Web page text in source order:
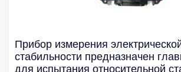
Прибор измерения
стабильности предназначен
для испытания относительной